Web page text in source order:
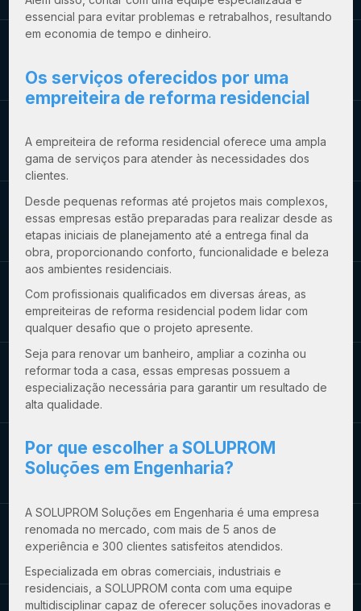
essencial para evitar problemas e retrabalhos, resultando
em economia de tempo e dinheiro.
Os serviços oferecidos por uma
empreiteira de reforma residencial
A empreiteira de reforma residencial oferece uma ampla
gama de serviços para atender às necessidades dos
clientes.
Desde pequenas reformas até projetos mais complexos,
essas empresas estão preparadas para realizar desde as
etapas iniciais de planejamento até a entrega final da
obra, proporcionando conforto, funcionalidade e beleza
aos ambientes residenciais.
Com profissionais qualificados em diversas áreas, as
empreiteiras de reforma residencial podem lidar com
qualquer desafio que o projeto apresente.
Seja para renovar um banheiro, ampliar a cozinha ou
reformar toda a casa, essas empresas possuem a
especialização necessária para garantir um resultado de
alta qualidade.
Por que escolher a SOLUPROM
Soluções em Engenharia?
A SOLUPROM Soluções em Engenharia é uma empresa
renomada no mercado, com mais de 5 anos de
experiência e 300 clientes satisfeitos atendidos.
Especializada em obras comerciais, industriais e
residenciais, a SOLUPROM conta com uma equipe
multidisciplinar capaz de oferecer soluções inovadoras e